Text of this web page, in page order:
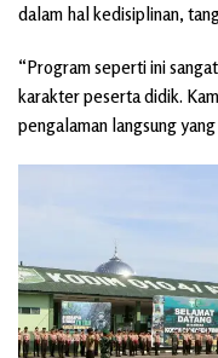
dalam hal kedisiplinan,
“Program seperti ini
karakter peserta didik.
pengalaman langsung